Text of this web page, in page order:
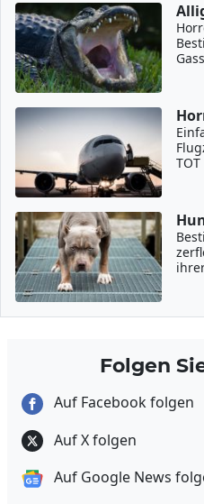
TOT
Folgen
Auf Facebook folgen
Auf X folgen
Auf Google News